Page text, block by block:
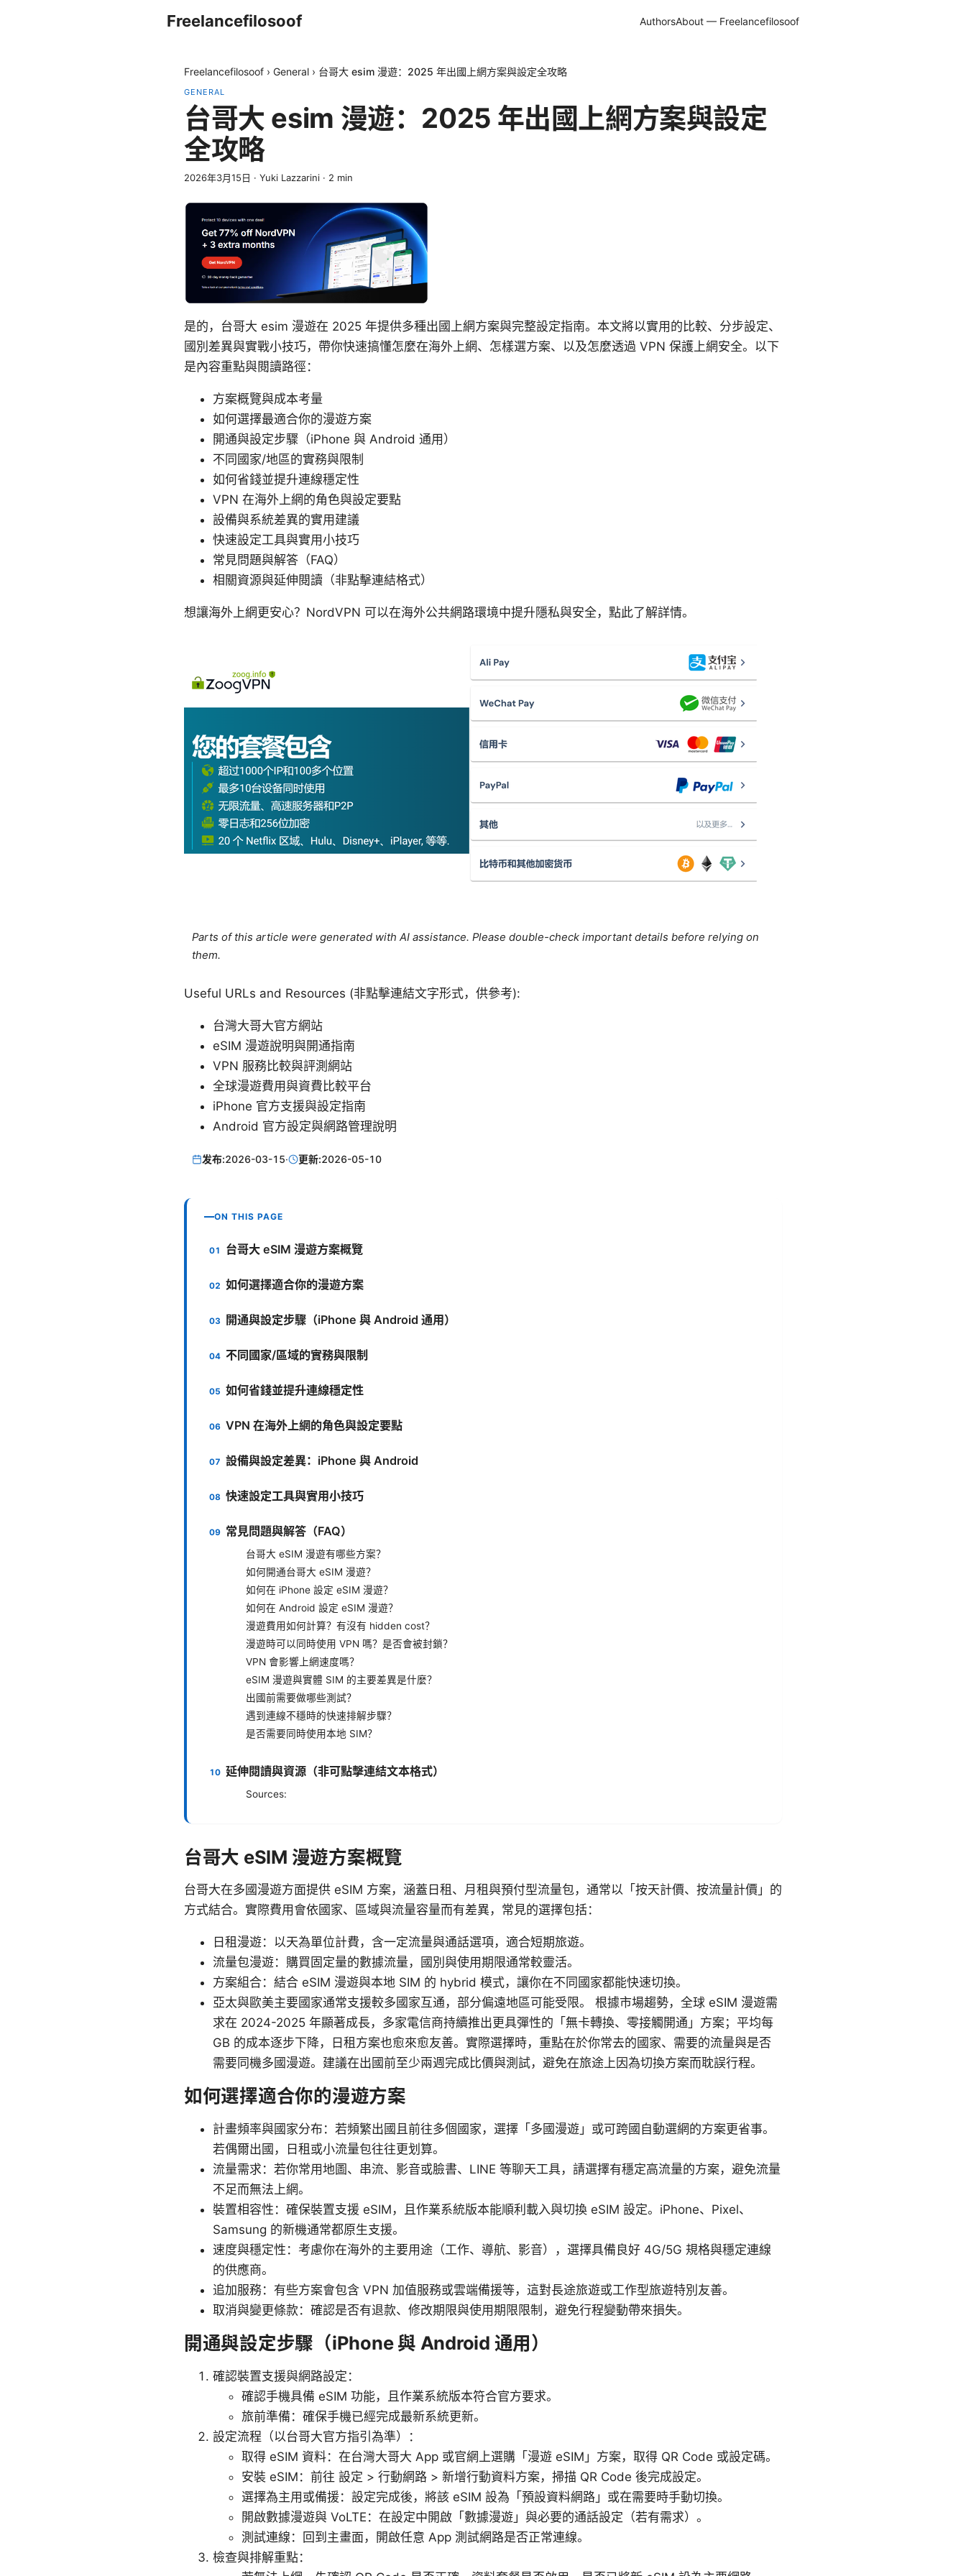
Freelancefilosoof AuthorsAbout — Freelancefilosoof
Freelancefilosoof › General › 台哥大 esim 漫遊：2025 年出國上網方案與設定全攻略
GENERAL
台哥大 esim 漫遊：2025 年出國上網方案與設定
全攻略
2026年3月15日 · Yuki Lazzarini · 2 min
是的，台哥大 esim 漫遊在 2025 年提供多種出國上網方案與完整設定指南。本文將以實用的比較、分步設定、
國別差異與實戰小技巧，帶你快速搞懂怎麼在海外上網、怎樣選方案、以及怎麼透過 VPN 保護上網安全。以下
是內容重點與閱讀路徑：
方案概覽與成本考量
如何選擇最適合你的漫遊方案
開通與設定步驟（iPhone 與 Android 通用）
不同國家/地區的實務與限制
如何省錢並提升連線穩定性
VPN 在海外上網的角色與設定要點
設備與系統差異的實用建議
快速設定工具與實用小技巧
常見問題與解答（FAQ）
相關資源與延伸閱讀（非點擊連結格式）
想讓海外上網更安心？NordVPN 可以在海外公共網路環境中提升隱私與安全，點此了解詳情。
Parts of this article were generated with AI assistance. Please double-check important details before relying on
them.
Useful URLs and Resources (非點擊連結文字形式，供參考):
台灣大哥大官方網站
eSIM 漫遊說明與開通指南
VPN 服務比較與評測網站
全球漫遊費用與資費比較平台
iPhone 官方支援與設定指南
Android 官方設定與網路管理說明
发布:2026-03-15· 更新:2026-05-10
ON THIS PAGE
台哥大 eSIM 漫遊方案概覽
如何選擇適合你的漫遊方案
開通與設定步驟（iPhone 與 Android 通用）
不同國家/區域的實務與限制
如何省錢並提升連線穩定性
VPN 在海外上網的角色與設定要點
設備與設定差異：iPhone 與 Android
快速設定工具與實用小技巧
常見問題與解答（FAQ）
台哥大 eSIM 漫遊有哪些方案？
如何開通台哥大 eSIM 漫遊？
如何在 iPhone 設定 eSIM 漫遊？
如何在 Android 設定 eSIM 漫遊？
漫遊費用如何計算？有沒有 hidden cost？
漫遊時可以同時使用 VPN 嗎？是否會被封鎖？
VPN 會影響上網速度嗎？
eSIM 漫遊與實體 SIM 的主要差異是什麼？
出國前需要做哪些測試？
遇到連線不穩時的快速排解步驟？
是否需要同時使用本地 SIM？
延伸閱讀與資源（非可點擊連結文本格式）
Sources:
台哥大 eSIM 漫遊方案概覽
台哥大在多國漫遊方面提供 eSIM 方案，涵蓋日租、月租與預付型流量包，通常以「按天計價、按流量計價」的
方式結合。實際費用會依國家、區域與流量容量而有差異，常見的選擇包括：
日租漫遊：以天為單位計費，含一定流量與通話選項，適合短期旅遊。
流量包漫遊：購買固定量的數據流量，國別與使用期限通常較靈活。
方案組合：結合 eSIM 漫遊與本地 SIM 的 hybrid 模式，讓你在不同國家都能快速切換。
亞太與歐美主要國家通常支援較多國家互通，部分偏遠地區可能受限。 根據市場趨勢，全球 eSIM 漫遊需
求在 2024-2025 年顯著成長，多家電信商持續推出更具彈性的「無卡轉換、零接觸開通」方案；平均每
GB 的成本逐步下降，日租方案也愈來愈友善。實際選擇時，重點在於你常去的國家、需要的流量與是否
需要同機多國漫遊。建議在出國前至少兩週完成比價與測試，避免在旅途上因為切換方案而耽誤行程。
如何選擇適合你的漫遊方案
計畫頻率與國家分布：若頻繁出國且前往多個國家，選擇「多國漫遊」或可跨國自動選網的方案更省事。
若偶爾出國，日租或小流量包往往更划算。
流量需求：若你常用地圖、串流、影音或臉書、LINE 等聊天工具，請選擇有穩定高流量的方案，避免流量
不足而無法上網。
裝置相容性：確保裝置支援 eSIM，且作業系統版本能順利載入與切換 eSIM 設定。iPhone、Pixel、
Samsung 的新機通常都原生支援。
速度與穩定性：考慮你在海外的主要用途（工作、導航、影音），選擇具備良好 4G/5G 規格與穩定連線
的供應商。
追加服務：有些方案會包含 VPN 加值服務或雲端備援等，這對長途旅遊或工作型旅遊特別友善。
取消與變更條款：確認是否有退款、修改期限與使用期限限制，避免行程變動帶來損失。
開通與設定步驟（iPhone 與 Android 通用）
確認裝置支援與網路設定：
確認手機具備 eSIM 功能，且作業系統版本符合官方要求。
旅前準備：確保手機已經完成最新系統更新。
設定流程（以台哥大官方指引為準）：
取得 eSIM 資料：在台灣大哥大 App 或官網上選購「漫遊 eSIM」方案，取得 QR Code 或設定碼。
安裝 eSIM：前往 設定 > 行動網路 > 新增行動資料方案，掃描 QR Code 後完成設定。
選擇為主用或備援：設定完成後，將該 eSIM 設為「預設資料網路」或在需要時手動切換。
開啟數據漫遊與 VoLTE：在設定中開啟「數據漫遊」與必要的通話設定（若有需求）。
測試連線：回到主畫面，開啟任意 App 測試網路是否正常連線。
檢查與排解重點：